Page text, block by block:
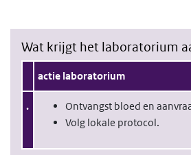
Wat krijgt het laboratorium
actie laboratorium
. Ontvangst bloed en
Volg lokale protocol.